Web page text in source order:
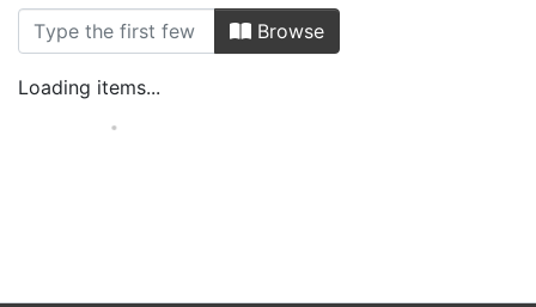
Browse
Loading items...